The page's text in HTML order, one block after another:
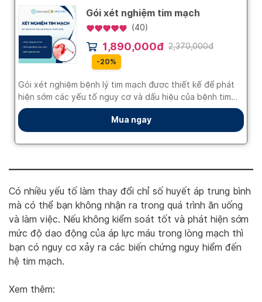
Có nhiều yếu tố làm thay đổi chỉ số huyết áp trung bình
mà có thể bạn không nhận ra trong quá trình ăn uống
và làm việc. Nếu không kiểm soát tốt và phát hiện sớm
mức độ dao động của áp lực máu trong lòng mạch thì
bạn có nguy cơ xảy ra các biến chứng nguy hiểm đến
hệ tim mạch.
Xem thêm: